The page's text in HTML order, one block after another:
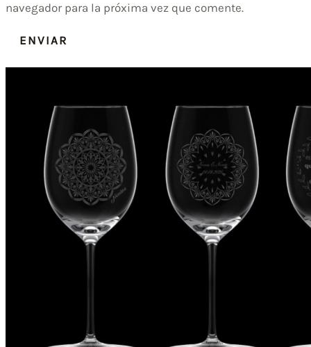
navegador para la próxima vez que comente.